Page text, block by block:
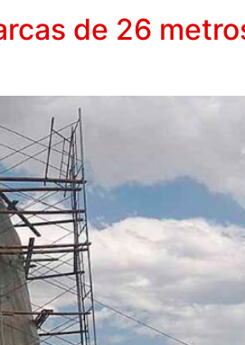
de 26